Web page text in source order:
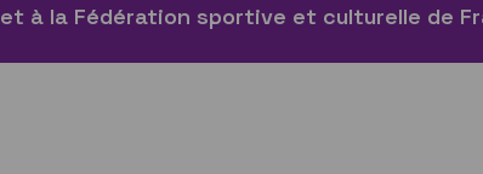
et à la Fédération sportive et culturelle de